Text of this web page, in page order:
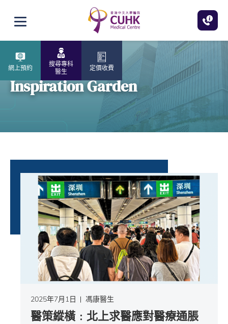
打開選單
網上預約
搜尋專科
醫生
定價收費
Inspiration Garden
2025年7月1日 馮康醫生
醫策縱橫﹕北上求醫應對醫療通脹